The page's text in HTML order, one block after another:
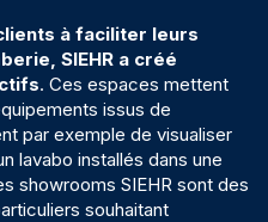
à faciliter leurs
SIEHR a créé
. Ces espaces mettent
issus de
par exemple de visualiser
lavabo installés dans une
showrooms SIEHR sont des
souhaitant